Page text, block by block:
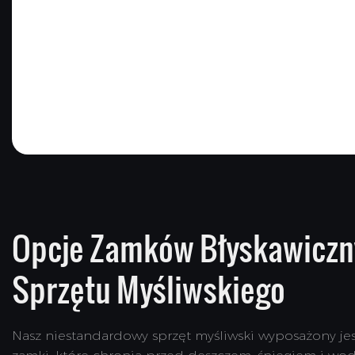
Opcje Zamków
Sprzętu Myśliwskiego
Nasz niestandardowy sprzęt myśliwski wyposażony